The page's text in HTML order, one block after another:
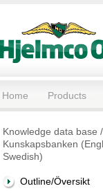
Home Products
Knowledge data base /
Kunskapsbanken
Swedish)
Outline/Översikt